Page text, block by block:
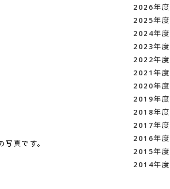
真です。
2026年度
2025年度
2024年度
2023年度
2022年度
2021年度
2020年度
2019年度
2018年度
2017年度
2016年度
2015年度
2014年度